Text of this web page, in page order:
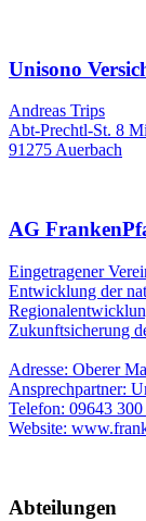
Unisono
Andreas Trips
Abt-Prechtl-St. 8
91275 Auerbach
AG
Eingetragener
Entwicklung der
Zukunftsicherung
Adresse: Oberer
Ansprechpartner:
Telefon: 09643
Website:
Abteilungen